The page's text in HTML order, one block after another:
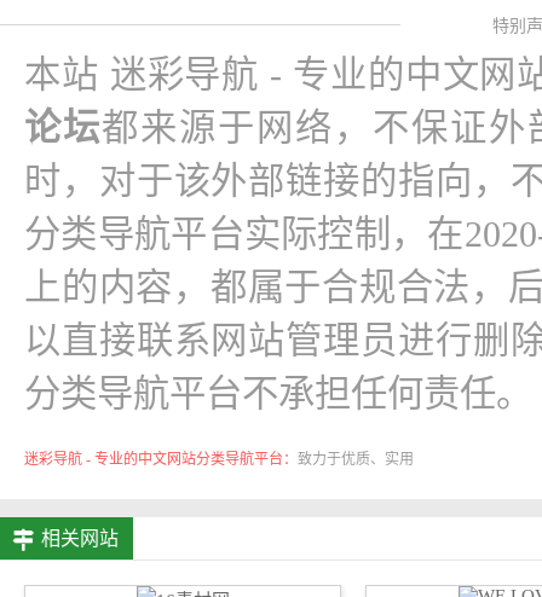
特别
本站 迷彩导航 - 专业的中文网
论坛都来源于网络，不保证
时，对于该外部链接的指向，
分类导航平台实际控制，在
上的内容，都属于合规合法，
以直接联系网站管理员进行删
分类导航平台不承担任何责任。
迷彩导航 - 专业的中文网站分类导航平台： 致力于优质、实用
相关网站